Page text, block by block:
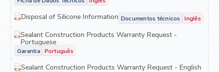
Disposal of Silicone Information Documentos técnicos Inglês
Sealant Construction Products Warranty Request -
Portuguese
Garantia Português
Sealant Construction Products Warranty Request - English